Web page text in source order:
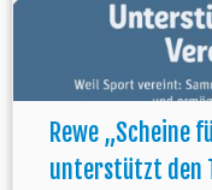
Rewe „Scheine
unterstützt den